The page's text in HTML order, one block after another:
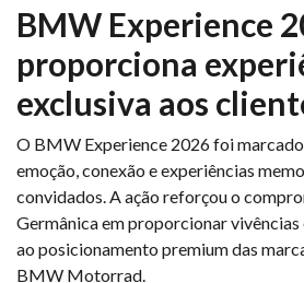
BMW Experience
proporciona
exclusiva aos
O BMW Experience 2026 foi
emoção, conexão e experiências
convidados. A ação reforçou o
Germânica em proporcionar vivências
ao posicionamento premium das
BMW Motorrad.